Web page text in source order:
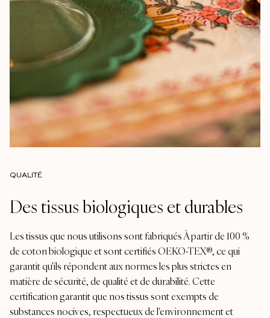
QUALITÉ
Des tissus biologiques et durables
Les tissus que nous utilisons sont fabriqués À partir de 100 %
de coton biologique et sont certifiés OEKO-TEX®, ce qui
garantit qu'ils répondent aux normes les plus strictes en
matière de sécurité, de qualité et de durabilité. Cette
certification garantit que nos tissus sont exempts de
substances nocives, respectueux de l'environnement et